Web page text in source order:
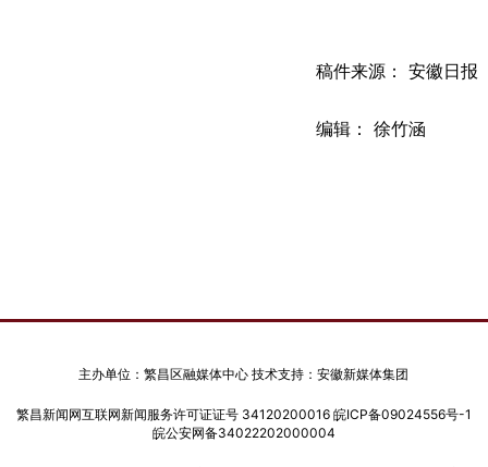
稿件来源： 安徽日报
编辑： 徐竹涵
主办单位：繁昌区融媒体中心 技术支持：安徽新媒体集团
繁昌新闻网互联网新闻服务许可证证号 34120200016 皖ICP备09024556号-1
皖公安网备34022202000004